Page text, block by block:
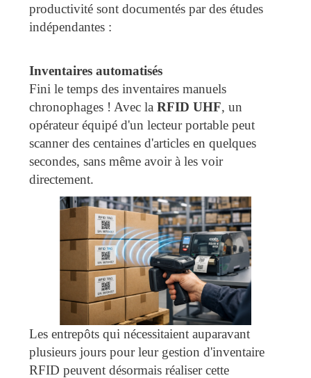
productivité sont documentés par des études
indépendantes :
Inventaires automatisés
Fini le temps des inventaires manuels
chronophages ! Avec la RFID UHF, un
opérateur équipé d'un lecteur portable peut
scanner des centaines d'articles en quelques
secondes, sans même avoir à les voir
directement.
Les entrepôts qui nécessitaient auparavant
plusieurs jours pour leur gestion d'inventaire
RFID peuvent désormais réaliser cette